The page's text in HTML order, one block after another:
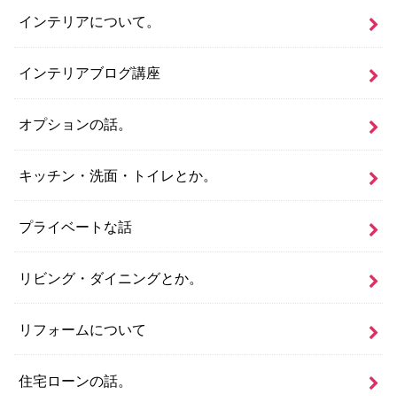
インテリアについて。
インテリアブログ講座
オプションの話。
キッチン・洗面・トイレとか。
プライベートな話
リビング・ダイニングとか。
リフォームについて
住宅ローンの話。